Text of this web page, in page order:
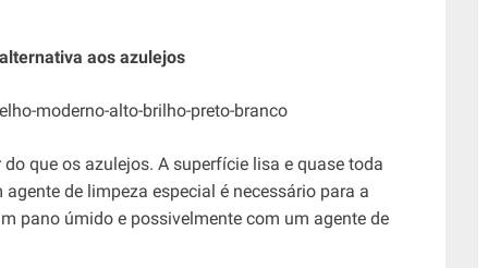
aos azulejos
que os azulejos. A superfície lisa e quase toda
de limpeza especial é necessário para a
pano úmido e possivelmente com um agente de